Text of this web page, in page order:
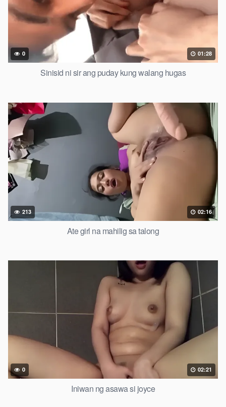
0 01:28
Sinisid ni sir ang puday kung walang hugas
213 02:16
Ate girl na mahilig sa talong
0 02:21
Iniwan ng asawa si joyce